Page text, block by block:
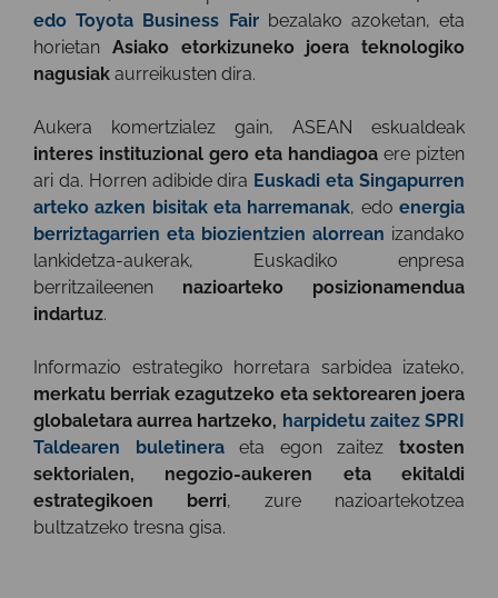
edo Toyota Business Fairbezalako azoketan, eta
horietan Asiako etorkizuneko joera teknologiko
nagusiak aurreikusten dira.
Aukera komertzialez gain, ASEAN eskualdeak
interes instituzional gero eta handiagoa ere pizten
ari da. Horren adibide dira Euskadi eta Singapurren
arteko azken bisitak eta harremanak, edoenergia
berriztagarrien eta biozientzien alorrean izandako
lankidetza-aukerak, Euskadiko enpresa
berritzaileenen nazioarteko posizionamendua
indartuz.
Informazio estrategiko horretara sarbidea izateko,
merkatu berriak ezagutzeko eta sektorearen joera
globaletara aurrea hartzeko, harpidetu zaitez SPRI
Taldearen buletineraeta egon zaiteztxosten
sektorialen, negozio-aukeren eta ekitaldi
estrategikoen berri, zure nazioartekotzea
bultzatzeko tresna gisa.